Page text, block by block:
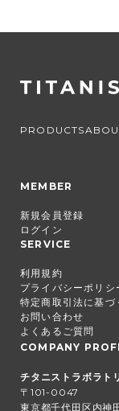
PRODUCTS
MEMBER
新規会員登録
ログイン
SERVICE
利用規約
プライバシーポリシ
特定商取引法に基づ
お問い合わせ
よくあるご質問
COMPANY
チタニストラボラト
〒101-0047
東京都千代田区内神